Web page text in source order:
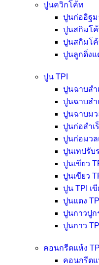
ปูนควิกโค้ท
ปูนก่ออิฐม
ปูนสกิมโค้
ปูนสกิมโค้
ปูนลูกดิ่งแ
ปูน TPI
ปูนฉาบสำ
ปูนฉาบสำ
ปูนฉาบมว
ปูนก่อสำเ
ปูนก่อมวล
ปูนเทปรับ
ปูนเขียว
ปูนเขียว
ปูน TPI เ
ปูนแดง TPI
ปูนกาวปูก
ปูนกาว
คอนกรีตแห้ง TPI
คอนกรีตแ